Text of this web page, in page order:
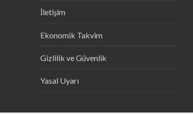
İletişim
Ekonomik Takvim
Gizlilik ve Güvenlik
Yasal Uyarı